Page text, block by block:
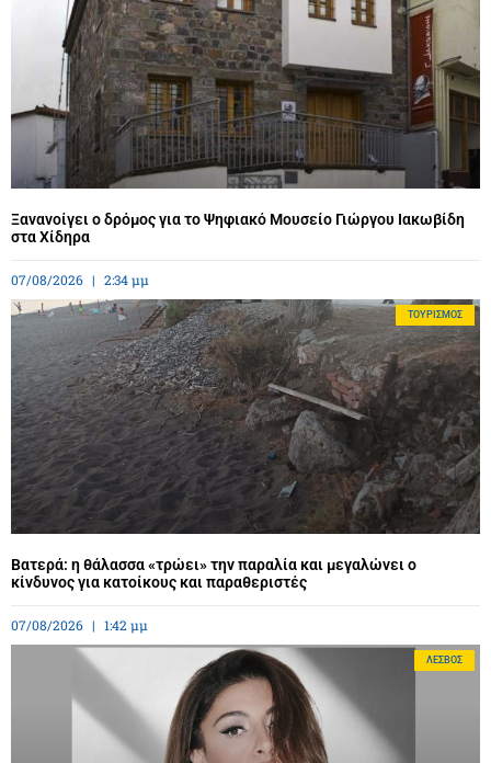
Ξανανοίγει ο δρόμος για το Ψηφιακό Μουσείο Γιώργου Ιακωβίδη
στα Χίδηρα
07/08/2026 2:34 μμ
ΤΟΥΡΙΣΜΌΣ
Βατερά: η θάλασσα «τρώει» την παραλία και μεγαλώνει ο
κίνδυνος για κατοίκους και παραθεριστές
07/08/2026 1:42 μμ
ΛΈΣΒΟΣ